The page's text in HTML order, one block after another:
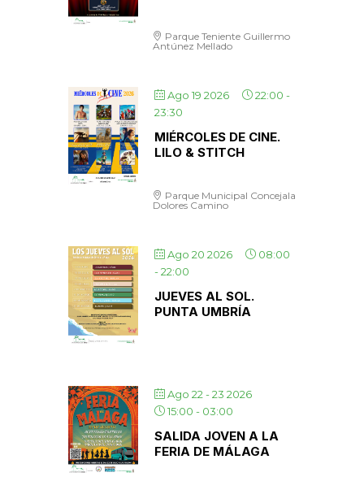
Parque Teniente Guillermo
Antúnez Mellado
Ago 19 2026 22:00 -
23:30
MIÉRCOLES DE CINE.
LILO & STITCH
Parque Municipal Concejala
Dolores Camino
Ago 20 2026
08:00
-22:00
JUEVES AL SOL.
PUNTA UMBRÍA
Ago 22 - 23 2026
15:00 - 03:00
SALIDA JOVEN A LA
FERIA DE MÁLAGA